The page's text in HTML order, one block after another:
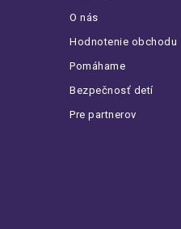
O nás
Hodnotenie obchodu
Pomáhame
Bezpečnosť detí
Pre partnerov